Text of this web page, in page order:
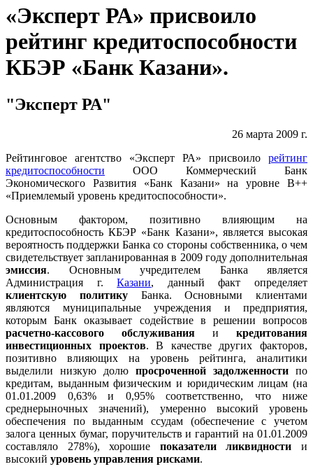
«Эксперт РА» присвоило
рейтинг кредитоспособности
КБЭР «Банк Казани».
"Эксперт РА"
26 марта 2009 г.
Рейтинговое агентство «Эксперт РА» присвоило рейтинг
кредитоспособности ООО Коммерческий Банк
Экономического Развития «Банк Казани» на уровне В++
«Приемлемый уровень кредитоспособности».
Основным фактором, позитивно влияющим на
кредитоспособность КБЭР «Банк Казани», является высокая
вероятность поддержки Банка со стороны собственника, о чем
свидетельствует запланированная в 2009 году дополнительная
эмиссия. Основным учредителем Банка является
Администрация г.Казани, данный факт определяет
клиентскую политикуБанка. Основными клиентами
являются муниципальные учреждения и предприятия,
которым Банк оказывает содействие в решении вопросов
расчетно-кассового обслуживания и кредитования
инвестиционных проектов. В качестве других факторов,
позитивно влияющих на уровень рейтинга, аналитики
выделили низкую долю просроченной задолженности по
кредитам, выданным физическим и юридическим лицам (на
01.01.2009 0,63% и 0,95% соответственно, что ниже
среднерыночных значений), умеренно высокий уровень
обеспечения по выданным ссудам (обеспечение с учетом
залога ценных бумаг, поручительств и гарантий на 01.01.2009
составляло 278%), хорошие показатели ликвидности и
высокий уровень управления рисками.